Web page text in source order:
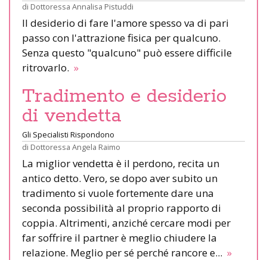
di Dottoressa Annalisa Pistuddi
Il desiderio di fare l'amore spesso va di pari
passo con l'attrazione fisica per qualcuno.
Senza questo "qualcuno" può essere difficile
ritrovarlo. »
Tradimento e desiderio
di vendetta
Gli Specialisti Rispondono
di Dottoressa Angela Raimo
La miglior vendetta è il perdono, recita un
antico detto. Vero, se dopo aver subito un
tradimento si vuole fortemente dare una
seconda possibilità al proprio rapporto di
coppia. Altrimenti, anziché cercare modi per
far soffrire il partner è meglio chiudere la
relazione. Meglio per sé perché rancore e... »